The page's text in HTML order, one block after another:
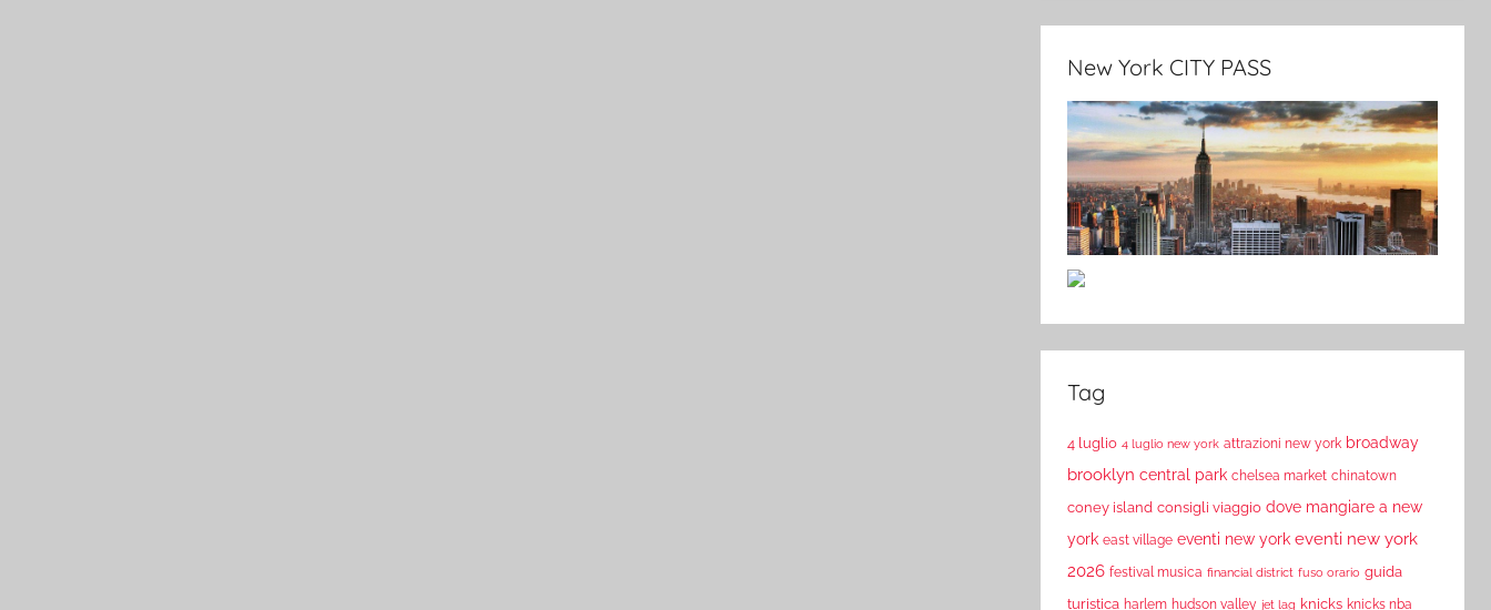
New York CITY PASS
Tag
4 luglio 4 luglio new york attrazioni new york broadway
brooklyn central park chelsea market chinatown
coney island consigli viaggio dove mangiare a new
york east village eventi new york eventi new york
2026 festival musica financial district fuso orario guida
turistica harlem hudson valley jet lag knicks knicks nba